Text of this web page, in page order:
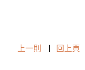
上一則 | 回上頁